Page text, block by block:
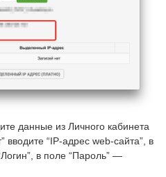
данные из Личного кабинета
вводите “IP-адрес web-сайта”, в
в поле “Пароль” —